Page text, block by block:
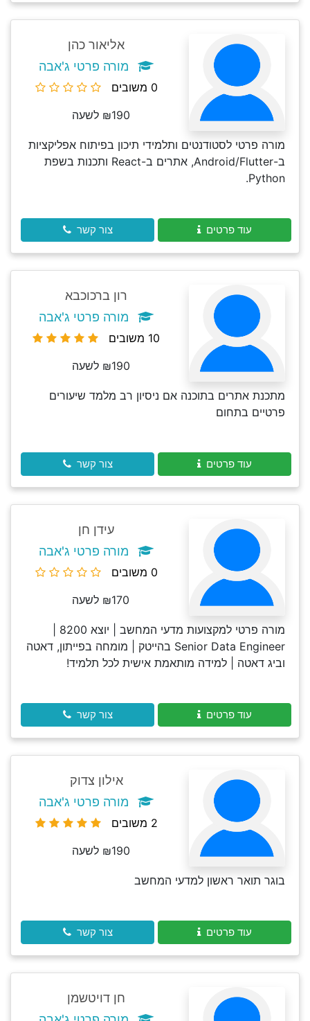
אליאור כהן
מורה פרטי ג'אבה
0 משובים
₪190 לשעה
מורה פרטי לסטודנטים ותלמידי תיכון בפיתוח אפליקציות
ב-Android/Flutter, אתרים ב-React ותכנות בשפת
Python.
עוד פרטים צור קשר
רון ברכוכבא
מורה פרטי ג'אבה
10 משובים
₪190 לשעה
מתכנת אתרים בתוכנה אם ניסיון רב מלמד שיעורים
פרטיים בתחום
עוד פרטים צור קשר
עידן חן
מורה פרטי ג'אבה
0 משובים
₪170 לשעה
Senior Data Engineer בהייטק | מומחה בפייתון, דאטה
וביג דאטה | למידה מותאמת אישית לכל תלמיד!
עוד פרטים צור קשר
אילון צדוק
מורה פרטי ג'אבה
2 משובים
₪190 לשעה
בוגר תואר ראשון למדעי המחשב
עוד פרטים צור קשר
חן דויטשמן